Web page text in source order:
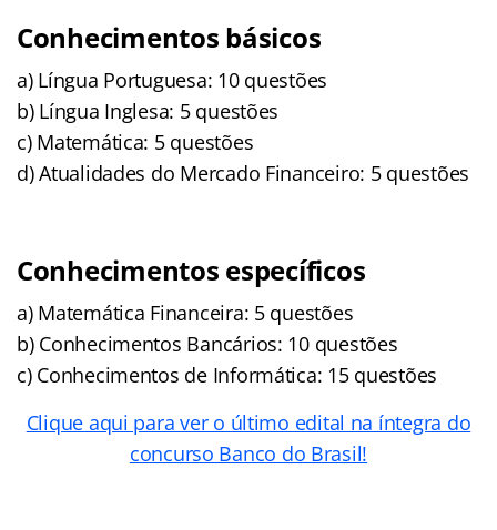
Conhecimentos básicos
a) Língua Portuguesa: 10 questões
b) Língua Inglesa: 5 questões
c) Matemática: 5 questões
d) Atualidades do Mercado Financeiro: 5 questões
Conhecimentos específicos
a) Matemática Financeira: 5 questões
b) Conhecimentos Bancários: 10 questões
c) Conhecimentos de Informática: 15 questões
Clique aqui para ver o último edital na íntegra do
concurso Banco do Brasil!